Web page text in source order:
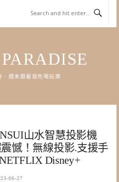
．週末跟著我吃喝玩樂
山水智慧投影機
憾！無線投影.支援手
Disney+
06-27